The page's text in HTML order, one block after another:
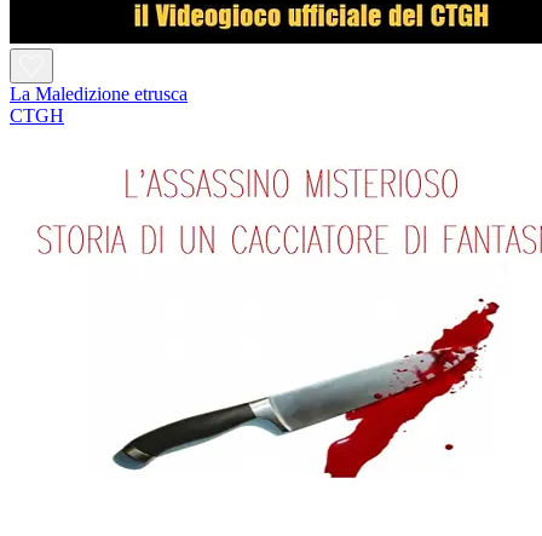
La Maledizione etrusca
CTGH